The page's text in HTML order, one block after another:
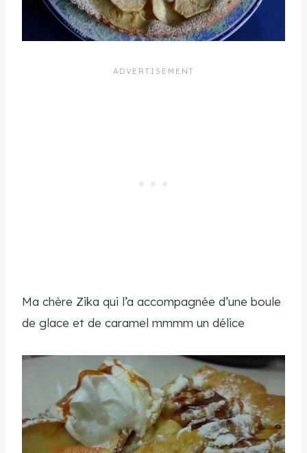
Ma chère Zika qui l’a accompagnée d’une boule
de glace et de caramel mmmm un délice